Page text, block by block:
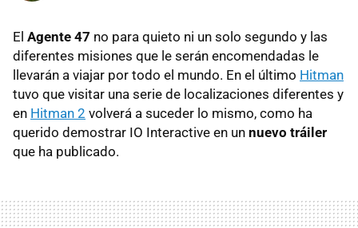
El Agente 47 no para quieto ni un solo segundo y las
diferentes misiones que le serán encomendadas le
llevarán a viajar por todo el mundo. En el último Hitman
tuvo que visitar una serie de localizaciones diferentes y
en Hitman 2 volverá a suceder lo mismo, como ha
querido demostrar IO Interactive en un nuevo tráiler
que ha publicado.